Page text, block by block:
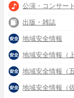
公演・コンサート
出版・雑誌
地域安全情報
地域安全情報（
地域安全情報（
地域安全情報（